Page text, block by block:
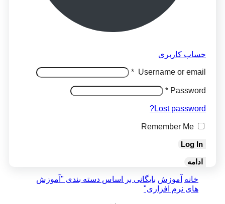
حساب کاربری
Username or email
*
Password
*
Lost password?
Remember Me
Log In
ادامه
خانه آموزش بایگانی بر اساس دسته بندی "آموزش
های نرم افزاری"